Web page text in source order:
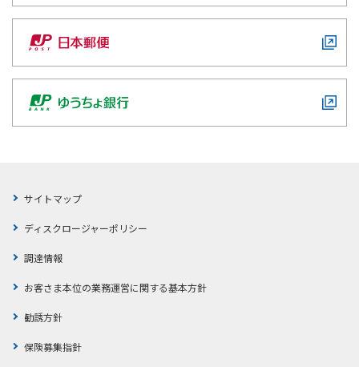
サイトマップ
ディスクロージャーポリシー
調達情報
お客さま本位の業務運営に関する基本方針
勧誘方針
保険募集指針